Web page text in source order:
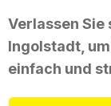
Verlassen Sie
Ingolstadt,
einfach und